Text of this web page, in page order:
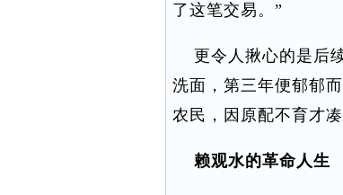
了这笔交易。”
更令人揪心的是后
洗面，第三年便郁郁
农民，因原配不育才
赖观水的革命人生